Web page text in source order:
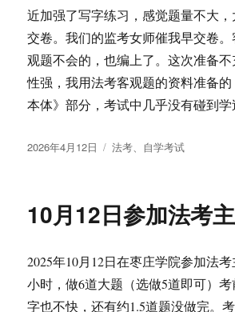
近加强了写字练习，感觉题量不大
交卷。我们的监考女师催我早交卷
观题不会的，也编上了。这次准备
性强，我用法考客观题的资料准备
本体》部分，考试中几乎没有碰到学
发
2026年4月12日
分
法考、 自学考试
10月12日参加法考
2025年10月12日在枣庄学院参加法
小时，做6道大题（选做5道即可）
字也不快，还有约1.5道题没做完。